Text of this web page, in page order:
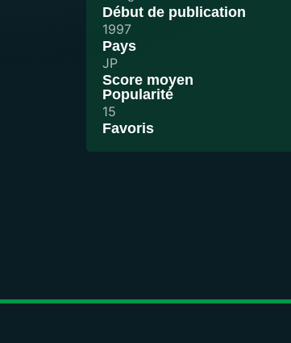
Début de publication
1997
Pays
JP
Score moyen
Popularité
15
Favoris